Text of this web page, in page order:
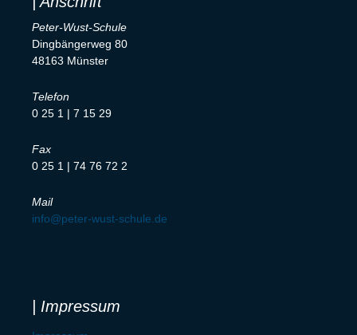
Peter-Wust-Schule
Dingbängerweg 80
48163 Münster
Telefon
0 25 1 | 7 15 29
Fax
0 25 1 | 74 76 72 2
Mail
info@peter-wust-schule.de
| Impressum